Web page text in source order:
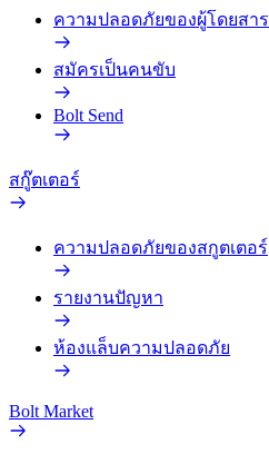
ความปลอดภัยของผู้โดยสาร
สมัครเป็นคนขับ
Bolt Send
สกู๊ตเตอร์
ความปลอดภัยของสกูตเตอร์
รายงานปัญหา
ห้องแล็บความปลอดภัย
Bolt Market